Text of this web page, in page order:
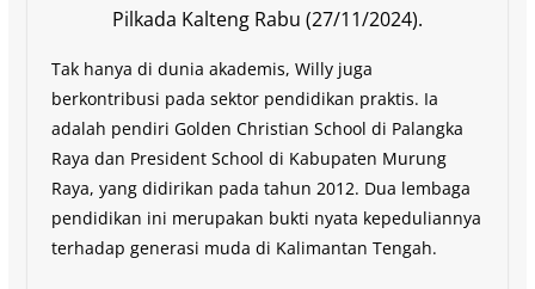
Pilkada Kalteng Rabu (27/11/2024).
Tak hanya di dunia akademis, Willy juga
berkontribusi pada sektor pendidikan praktis. Ia
adalah pendiri Golden Christian School di Palangka
Raya dan President School di Kabupaten Murung
Raya, yang didirikan pada tahun 2012. Dua lembaga
pendidikan ini merupakan bukti nyata kepeduliannya
terhadap generasi muda di Kalimantan Tengah.